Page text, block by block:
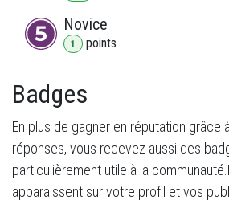
Novice
1 points
Badges
En plus de gagner en réputation grâce
réponses, vous recevez aussi des
particulièrement utile à la communauté.
apparaissent sur votre profil et vos